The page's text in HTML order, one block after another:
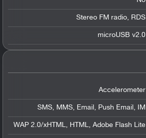
Stereo FM radio, RDS
microUSB v2.0
Accelerometer
SMS, MMS, Email, Push Email, IM
WAP 2.0/xHTML, HTML, Adobe Flash Lite